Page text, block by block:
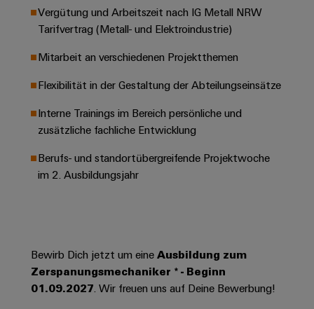
Schaltschrankbau
Schienenfahrzeuge
Moderne
digitale
Lösungen
klimafreundliche
Mobilitat
Bahnverkehr
maritime
Industrie
Wasseraufbereitung
Leiterplattensteckverbinder
&
Connector
Services
Original
Equipment
Manufacturer
AI
Access
&
Services
Service
Platform
Werkstatt
&
Zubehör
Karriere auf
dem Kindel
neues
Center in
Thüringen
Vergütung und Arbeitszeit nach IG Metall NRW
Tarifvertrag (Metall- und Elektroindustrie)
Mitarbeit an verschiedenen Projektthemen
Flexibilität in der Gestaltung der Abteilungseinsätze
Interne Trainings im Bereich persönliche und
zusätzliche fachliche Entwicklung
Berufs- und standortübergreifende Projektwoche
im 2. Ausbildungsjahr
Bewirb Dich jetzt um eineAusbildung zum
Zerspanungsmechaniker * - Beginn
01.09.2027. Wir freuen uns auf Deine Bewerbung!